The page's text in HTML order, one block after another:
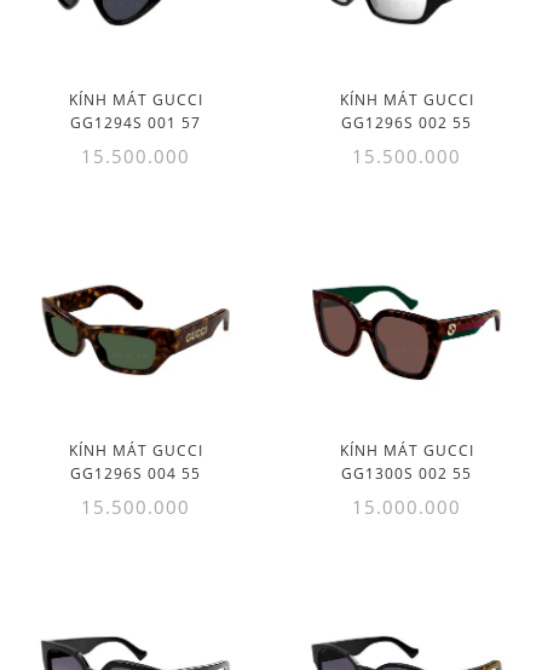
KÍNH MÁT GUCCI
GG1294S 001 57
15.500.000
KÍNH MÁT GUCCI
GG1296S 002 55
15.500.000
KÍNH MÁT GUCCI
GG1296S 004 55
15.500.000
KÍNH MÁT GUCCI
GG1300S 002 55
15.000.000